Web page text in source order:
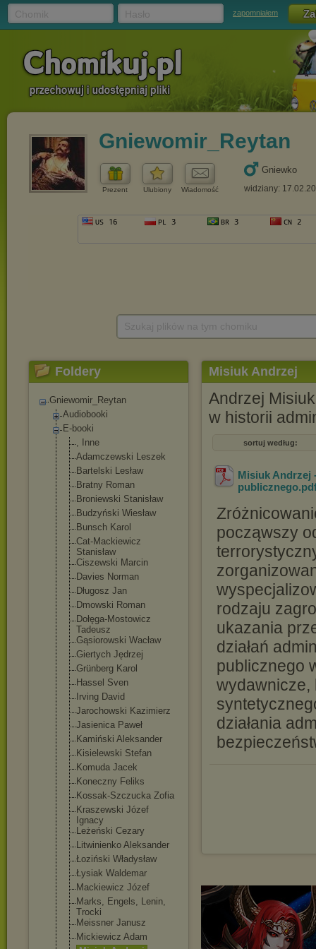
zapomniałem
Gniewomir_Reytan
Prezent Ulubiony Wiadomość
Gniewko
widziany:
Foldery
Gniewomir_Reytan
Audiobooki
E-booki
, Inne
Adamczewski Leszek
Bartelski Lesław
Bratny Roman
Broniewski Stanisław
Budzyński Wiesław
Bunsch Karol
Cat-Mackiewicz
Stanisław
Ciszewski Marcin
Davies Norman
Długosz Jan
Dmowski Roman
Dołęga-Mostowicz
Tadeusz
Gąsiorowski Wacław
Giertych Jędrzej
Grünberg Karol
Hassel Sven
Irving David
Jarochowski Kazimierz
Jasienica Paweł
Kamiński Aleksander
Kisielewski Stefan
Komuda Jacek
Koneczny Feliks
Kossak-Szczucka Zofia
Kraszewski Józef
Ignacy
Leżeński Cezary
Litwinienko Aleksander
Łoziński Władysław
Łysiak Waldemar
Mackiewicz Józef
Marks, Engels, Lenin,
Trocki
Meissner Janusz
Mickiewicz Adam
Misiuk Andrzej
Andrzej
w historii
sortuj według:
Misiuk Andrzej
publicznego
począwszy
rodzaju
ukazania
działań
publicznego
wydawnicze,
działania